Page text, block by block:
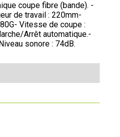
coupe fibre (bande). -
de travail : 220mm-
Vitesse de coupe :
Arrêt automatique.-
sonore : 74dB.